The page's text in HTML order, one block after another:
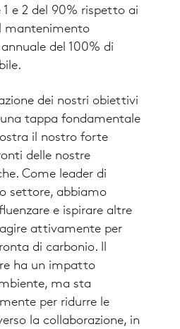
e 2 del 90% rispetto ai
mantenimento
del 100% di
dei nostri obiettivi
tappa fondamentale
il nostro forte
delle nostre
Come leader di
settore, abbiamo
e ispirare altre
attivamente per
di carbonio. Il
ha un impatto
ma sta
per ridurre le
la collaborazione, in